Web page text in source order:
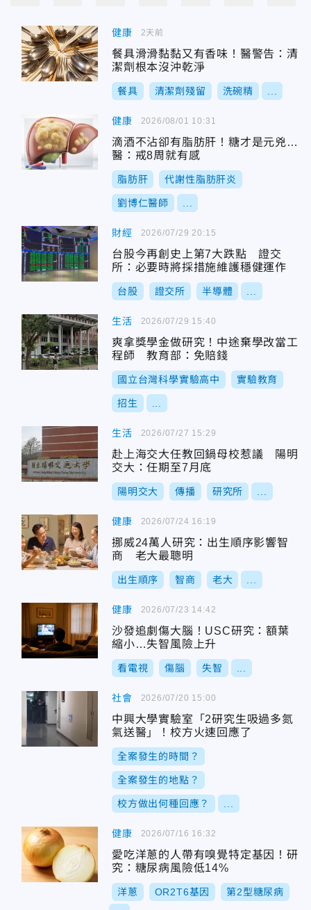
健康
餐具滑滑黏黏又有香味！醫警告：清
潔劑根本沒沖乾淨
餐具 清潔劑殘留 洗碗精
2天前
健康
滴酒不沾卻有脂肪肝！糖才是元兇…
醫：戒8周就有感
脂肪肝 代謝性脂肪肝炎
劉博仁醫師
2026/08/01 10:31
財經
台股今再創史上第7大跌點 證交
所：必要時將採措施維護穩健運作
台股 證交所 半導體
2026/07/29 20:15
生活
爽拿獎學金做研究！中途棄學改當工
程師 教育部：免賠錢
國立台灣科學實驗高中 實驗教育
招生
2026/07/29 15:40
生活
赴上海交大任教回鍋母校惹議 陽明
交大：任期至7月底
陽明交大 傳播 研究所
2026/07/27 15:29
健康
挪威24萬人研究：出生順序影響智
商 老大最聰明
出生順序 智商 老大
2026/07/24 16:19
健康
沙發追劇傷大腦！USC研究：額葉
縮小…失智風險上升
看電視 傷腦 失智
2026/07/23 14:42
社會
中興大學實驗室「2研究生吸過多氮
氣送醫」！校方火速回應了
全案發生的時間？
全案發生的地點？
校方做出何種回應？
2026/07/20 15:00
健康
愛吃洋蔥的人帶有嗅覺特定基因！研
究：糖尿病風險低14%
洋蔥 OR2T6基因 第2型糖尿病
2026/07/16 16:32